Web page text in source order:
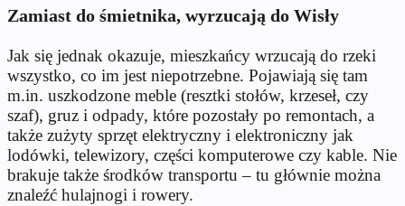
Zamiast do śmietnika, wyrzucają do Wisły
Jak się jednak okazuje, mieszkańcy wrzucają do rzeki
wszystko, co im jest niepotrzebne. Pojawiają się tam
m.in. uszkodzone meble (resztki stołów, krzeseł, czy
szaf), gruz i odpady, które pozostały po remontach, a
także zużyty sprzęt elektryczny i elektroniczny jak
lodówki, telewizory, części komputerowe czy kable. Nie
brakuje także środków transportu – tu głównie można
znaleźć hulajnogi i rowery.